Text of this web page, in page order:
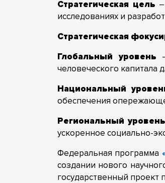
Стратегическая цель
исследованиях и
Стратегическая
Глобальный уровень
человеческого капитала
Национальный
обеспечения
Региональный уровень
ускоренное социально-
Федеральная программа
создании нового
государственный